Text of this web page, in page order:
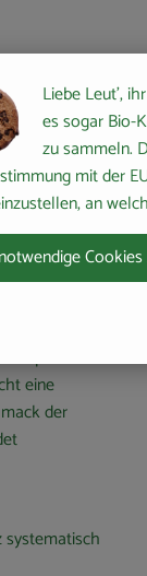
einen
er
Also
Biopionier
eine
der
Liebe Leut',
es sogar Bio-
zu sammeln.
mit der
an